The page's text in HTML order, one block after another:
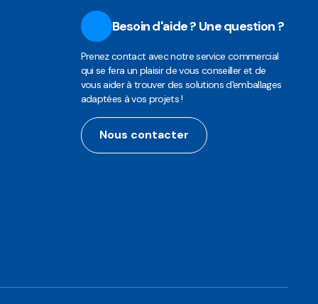
Besoin d'aide ? Une question ?
Prenez contact avec notre service commercial
qui se fera un plaisir de vous conseiller et de
vous aider à trouver des solutions d'emballages
adaptées à vos projets !
Nous contacter